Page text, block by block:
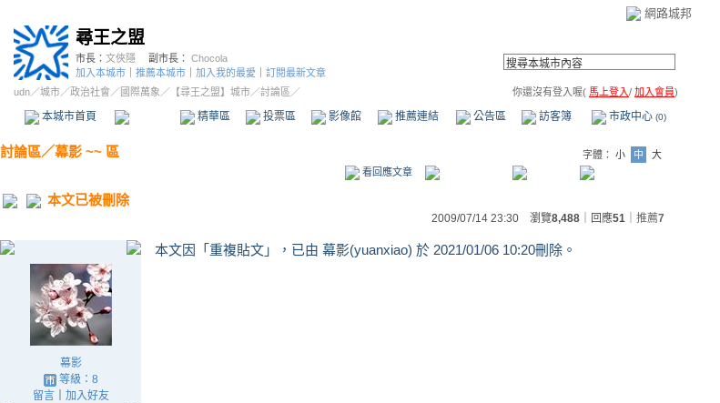
網路城邦
尋王之盟
市長： 文俠隱 副市長： Chocola
加入本城市
推薦本城市 加入我的最愛
訂閱最新文章
udn／城市／政治社會 ／國際萬象 ／ 【尋王之盟】城市／討論區／ 你還沒有登入喔( 馬上登入/ 加入會員)
本城市首頁 精華區 投票區 影像館 推薦連結 公告區 訪客簿 市政中心 (0)
討論區／幕影 ~~ 區 字體： 小 中
大
看回應文章
本文已被刪除
2009/07/14 23:30 瀏覽8,488 ｜回應51 推薦7
幕影
等級：8
留言｜ 加入好友
本文因「重複貼文」，已由 幕影(yuanxiao) 於 2021/01/06 10:20刪除。